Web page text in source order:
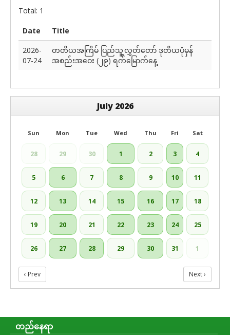
Total: 1
Date
Title
2026-
07-24
တတိယအကြိမ် ပြည်သူ့လွှတ်တော် ဒုတိယပုံမှန်
အစည်းအဝေး (၂၉) ရက်မြောက်နေ့
July 2026
Sun Mon Tue Wed Thu Fri Sat
28 29 30 1 2 3 4
5 6 7 8 9 10 11
12 13 14 15 16 17 18
19 20 21 22 23 24 25
26 27 28 29 30 31 1
‹ Prev Next ›
တည်နေရာ